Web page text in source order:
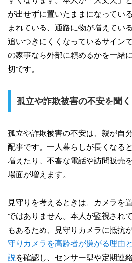
が出せずに置いたままになってい
まれている、通路に物が増えてい
追いつきにくくなっているサイン
の家事なら外部に頼めるかを一緒
切です。
孤立や詐欺被害の不安を聞く
孤立や詐欺被害の不安は、親が自
配事です。一人暮らしが長くなる
増えたり、不審な電話や訪問販売
場面が増えます。
見守りを考えるときは、カメラを
ではありません。本人が監視され
もあるため、見守りカメラに抵抗
守りカメラを高齢者が嫌がる理由
説 を確認し、センサー型や定期連